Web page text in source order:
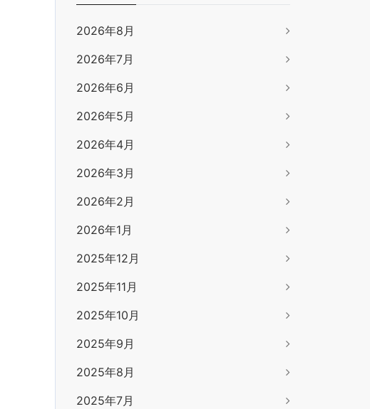
2026年8月
2026年7月
2026年6月
2026年5月
2026年4月
2026年3月
2026年2月
2026年1月
2025年12月
2025年11月
2025年10月
2025年9月
2025年8月
2025年7月